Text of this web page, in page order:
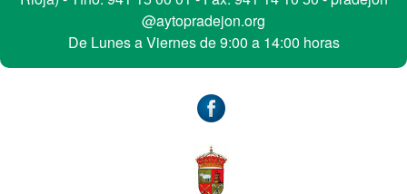
@aytopradejon.org
De Lunes a Viernes de 9:00 a 14:00 horas